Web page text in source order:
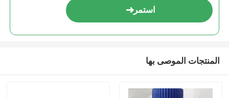
استمر
المنتجات الموصى بها